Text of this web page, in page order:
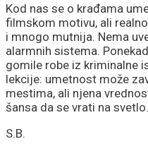
Kod nas se o krađama
filmskom motivu, ali
i mnogo mutnija. Nema
alarmnih sistema.
gomile robe iz kriminalne
lekcije: umetnost može
mestima, ali njena
šansa da se vrati na svetlo.
S.B.